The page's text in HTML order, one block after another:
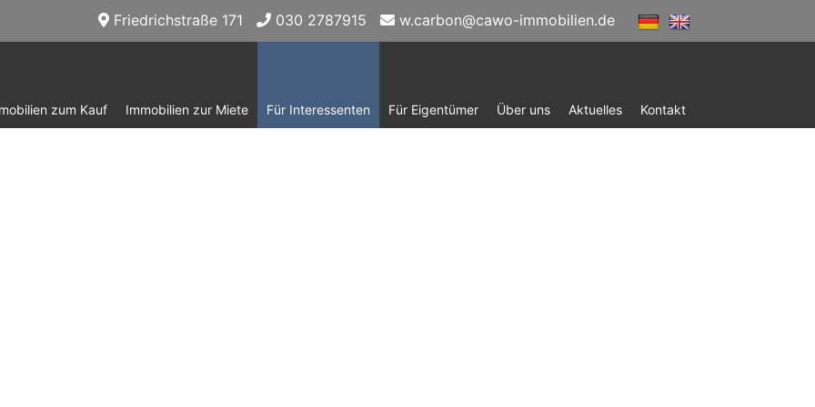
Friedrichstraße 171 030 2787915 w.carbon@cawo-immobilien.de
zum Kauf Immobilien zur Miete Für Interessenten Für Eigentümer Über uns Aktuelles Kontakt